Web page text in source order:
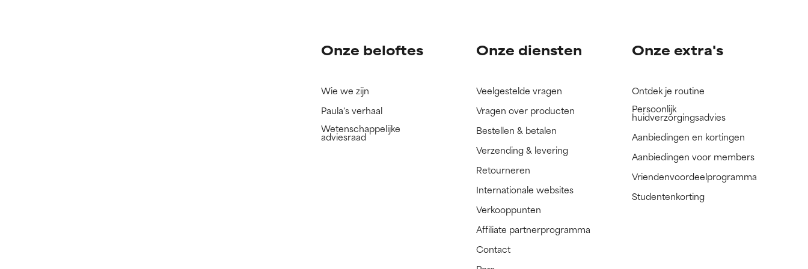
Onze beloftes
Wie we zijn
Paula's verhaal
Wetenschappelijke
adviesraad
Onze diensten
Veelgestelde vragen
Vragen over producten
Bestellen & betalen
Verzending & levering
Retourneren
Internationale websites
Verkooppunten
Affiliate partnerprogramma
Contact
Onze extra's
Ontdek je routine
Persoonlijk
huidverzorgingsadvies
Aanbiedingen en kortingen
Aanbiedingen voor members
Vriendenvoordeelprogramma
Studentenkorting